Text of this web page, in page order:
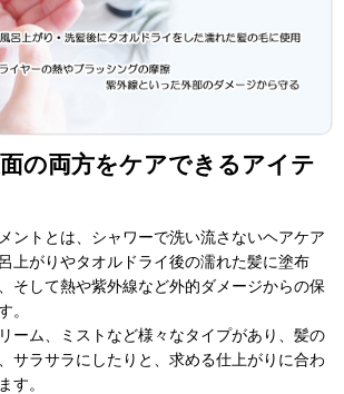
の両方をケアできるアイテ
ントとは、シャワーで洗い流さないヘアケア
上がりやタオルドライ後の濡れた髪に塗布
そして熱や紫外線など外的ダメージからの保
。
ーム、ミストなど様々なタイプがあり、髪の
サラサラにしたりと、求める仕上がりに合わ
す。